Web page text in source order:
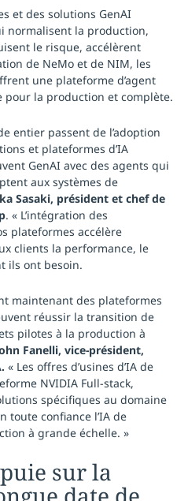
et des solutions GenAI
normalisent la production,
le risque, accélèrent
de NeMo et de NIM, les
une plateforme d’agent
pour la production et complète.
entier passent de l’adoption
et plateformes d’IA
GenAI avec des agents qui
aux systèmes de
Sasaki, président et chef de
. « L’intégration des
plateformes accélère
clients la performance, le
ils ont besoin.
maintenant des plateformes
réussir la transition de
pilotes à la production à
Fanelli, vice-président,
« Les offres d’usines d’IA de
NVIDIA Full-stack,
spécifiques au domaine
toute confiance l’IA de
à grande échelle. »
sur la